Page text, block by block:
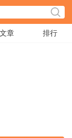
文章 排行